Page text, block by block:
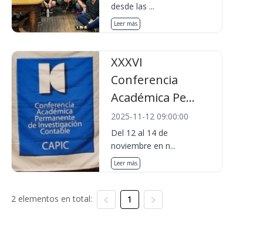
desde las ...
Leer más
XXXVI
Conferencia
Académica Pe...
2025-11-12 09:00:00
Del 12 al 14 de
noviembre en n...
Leer más
2 elementos en total: 1